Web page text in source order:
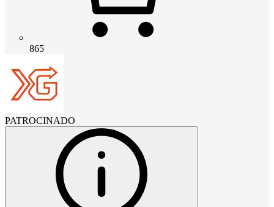
865
PATROCINADO